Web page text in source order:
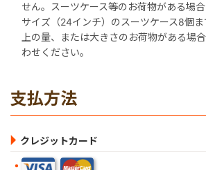
せん。スーツケース等のお荷物がある場
サイズ（24インチ）のスーツケース8個
上の量、または大きさのお荷物がある場
わせください。
支払方法
クレジットカード